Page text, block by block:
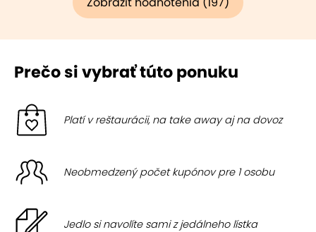
Prečo si vybrať túto ponuku
Platí v reštaurácii, na take away aj na dovoz
Neobmedzený počet kupónov pre 1 osobu
Jedlo si navolíte sami z jedálneho lístka